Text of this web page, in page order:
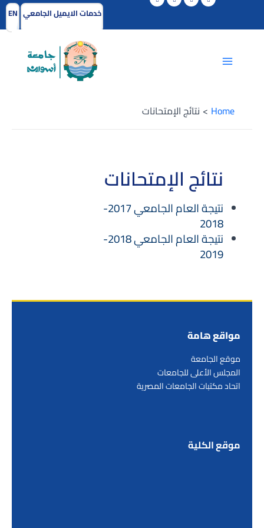
EN خدمات الايميل الجامعي Skip
content
Menu
Home نتائج الإمتحانات
نتائج الإمتحانات
نتيجة العام الجامعي 2017-
2018
نتيجة العام الجامعي 2018-
2019
مواقع هامة
موقع الجامعة
المجلس الأعلى للجامعات
اتحاد مكتبات الجامعات المصرية
موقع الكلية